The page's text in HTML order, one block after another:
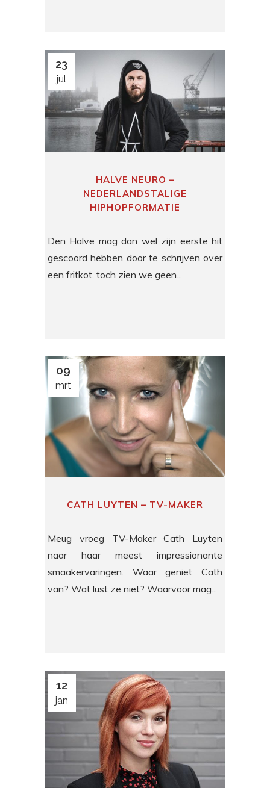
23
jul
HALVE NEURO –
NEDERLANDSTALIGE
HIPHOPFORMATIE
Den Halve mag dan wel zijn eerste hit
gescoord hebben door te schrijven over
een fritkot, toch zien we geen...
09
mrt
CATH LUYTEN – TV-MAKER
Meug vroeg TV-Maker Cath Luyten
naar haar meest impressionante
smaakervaringen. Waar geniet Cath
van? Wat lust ze niet? Waarvoor mag...
12
jan